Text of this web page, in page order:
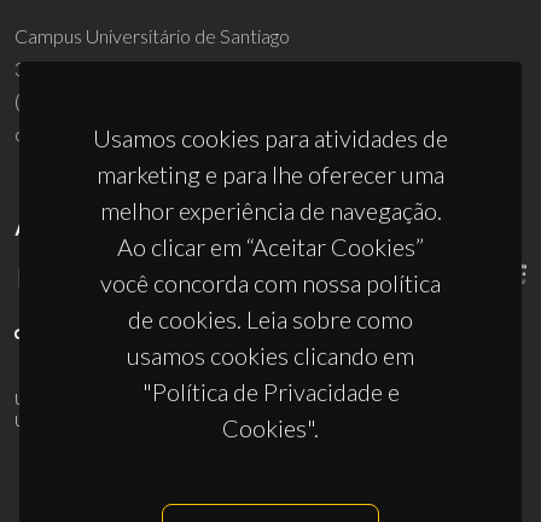
Usamos cookies para atividades de
marketing e para lhe oferecer uma
melhor experiência de navegação.
Ao clicar em “Aceitar Cookies”
você concorda com nossa política
de cookies. Leia sobre como
usamos cookies clicando em
"Política de Privacidade e
Cookies".
Campus Universitário de Santiago
3810-193 Aveiro - Portugal
(+351) 234 370 200
ciceco@ua.pt
APOIOS
UID/PRR/50011/2025(DOI:10.54499/UID/PRR/50011/2025
UID/PRR2/50011/2025
10.54499/UID/PRR2/50011/2025